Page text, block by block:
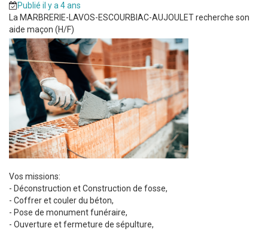
Publié il y a 4 ans
La MARBRERIE-LAVOS-ESCOURBIAC-AUJOULET recherche son
aide maçon (H/F)
Vos missions:
- Déconstruction et Construction de fosse,
- Coffrer et couler du béton,
- Pose de monument funéraire,
- Ouverture et fermeture de sépulture,